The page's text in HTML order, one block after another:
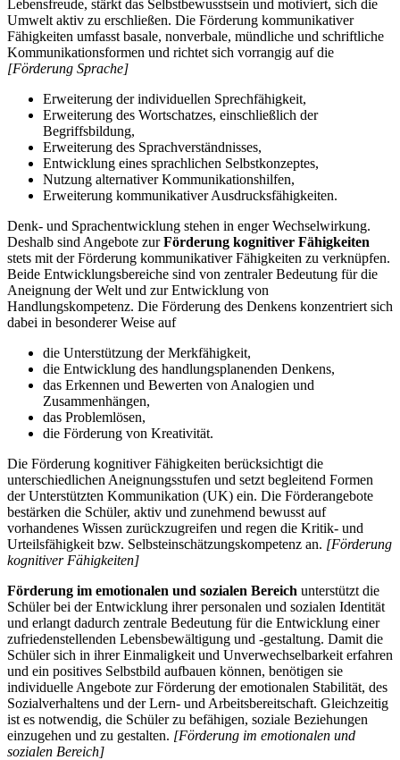
Lebensfreude, stärkt das Selbstbewusstsein und motiviert, sich die
Umwelt aktiv zu erschließen. Die Förderung kommunikativer
Fähigkeiten umfasst basale, nonverbale, mündliche und schriftliche
Kommunikationsformen und richtet sich vorrangig auf die
[Förderung Sprache]
Erweiterung der individuellen Sprechfähigkeit,
Erweiterung des Wortschatzes, einschließlich der
Begriffsbildung,
Erweiterung des Sprachverständnisses,
Entwicklung eines sprachlichen Selbstkonzeptes,
Nutzung alternativer Kommunikationshilfen,
Erweiterung kommunikativer Ausdrucksfähigkeiten.
Denk- und Sprachentwicklung stehen in enger Wechselwirkung.
Deshalb sind Angebote zurFörderung kognitiver Fähigkeiten
stets mit der Förderung kommunikativer Fähigkeiten zu verknüpfen.
Beide Entwicklungsbereiche sind von zentraler Bedeutung für die
Aneignung der Welt und zur Entwicklung von
Handlungskompetenz. Die Förderung des Denkens konzentriert sich
dabei in besonderer Weise auf
die Unterstützung der Merkfähigkeit,
die Entwicklung des handlungsplanenden Denkens,
das Erkennen und Bewerten von Analogien und
Zusammenhängen,
das Problemlösen,
die Förderung von Kreativität.
Die Förderung kognitiver Fähigkeiten berücksichtigt die
unterschiedlichen Aneignungsstufen und setzt begleitend Formen
der Unterstützten Kommunikation (UK) ein. Die Förderangebote
bestärken die Schüler, aktiv und zunehmend bewusst auf
vorhandenes Wissen zurückzugreifen und regen die Kritik- und
Urteilsfähigkeit bzw. Selbsteinschätzungskompetenz an. [Förderung
kognitiver Fähigkeiten]
Förderung im emotionalen und sozialen Bereich unterstützt die
Schüler bei der Entwicklung ihrer personalen und sozialen Identität
und erlangt dadurch zentrale Bedeutung für die Entwicklung einer
zufriedenstellenden Lebensbewältigung und -gestaltung. Damit die
Schüler sich in ihrer Einmaligkeit und Unverwechselbarkeit erfahren
und ein positives Selbstbild aufbauen können, benötigen sie
individuelle Angebote zur Förderung der emotionalen Stabilität, des
Sozialverhaltens und der Lern- und Arbeitsbereitschaft. Gleichzeitig
ist es notwendig, die Schüler zu befähigen, soziale Beziehungen
einzugehen und zu gestalten. [Förderung im emotionalen und
sozialen Bereich]